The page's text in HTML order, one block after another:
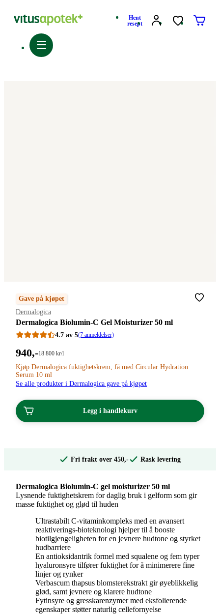
Hent
resept
Gave på kjøpet
Merke:
Dermalogica
Dermalogica Biolumin-C Gel Moisturizer 50 ml
4.7 av 5(7 anmeldelser)
Pris:
940,00
kroner.
940,-Stykkpris:
800,00/l
kroner.
18 800 kr/l
Kjøp Dermalogica fuktighetskrem, få med Circular Hydration
Serum 10 ml
Se alle produkter i Dermalogica gave på kjøpet
Legg i handlekurv
Fri frakt over 450,- Rask levering
Dermalogica Biolumin-C gel moisturizer 50 ml
Lysnende fuktighetskrem for daglig bruk i gelform som gir
masse fuktighet og glød til huden
Ultrastabilt C-vitaminkompleks med en avansert
reaktiverings-bioteknologi hjelper til å booste
biotilgjengeligheten for en jevnere hudtone og styrket
hudbarriere
En antioksidantrik formel med squalene og fem typer
hyaluronsyre tilfører fuktighet for å minimerere fine
linjer og rynker
Verbascum thapsus blomsterekstrakt gir øyeblikkelig
glød, samt jevnere og klarere hudtone
Fytinsyre og gresskarenzymer med eksfolierende
egenskaper støtter naturlig cellefornyelse